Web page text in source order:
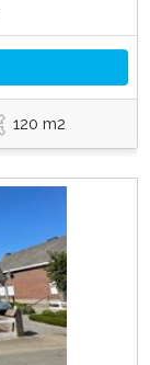
120 m2